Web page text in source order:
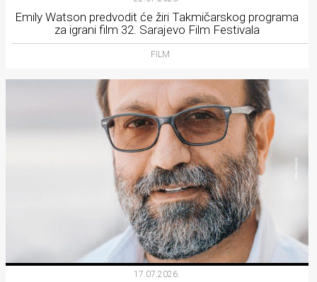
Emily Watson predvodit će žiri Takmičarskog programa
za igrani film 32. Sarajevo Film Festivala
FILM
17.07.2026.